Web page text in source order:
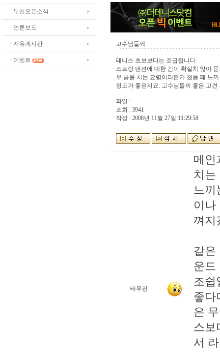
ㆍ부산오픈소식
ㆍ언론보도
ㆍ자유게시판
ㆍ이벤트
고수님들께
테니스 초보보다는 조급칩니다.
스트링 텐션에 대한 감이 확실치 않아
우 공을 치는 요령이라든가 쳤을 때 느
정도가 좋은지요. 고수님들의 좋은 고
파일 :
조회 : 3941
작성 : 2008년 11월 27일 11:29:58
태무진
메인
치는
느끼
이
껴지
같은
운드
조쉽
좋다
은
스
서